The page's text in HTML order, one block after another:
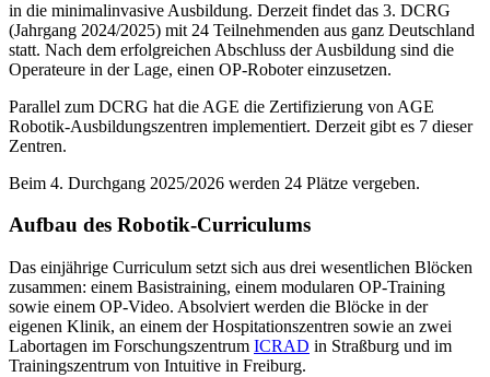
in die minimalinvasive Ausbildung. Derzeit findet das 3. DCRG
(Jahrgang 2024/2025) mit 24 Teilnehmenden aus ganz Deutschland
statt. Nach dem erfolgreichen Abschluss der Ausbildung sind die
Operateure in der Lage, einen OP-Roboter einzusetzen.
Parallel zum DCRG hat die AGE die Zertifizierung von AGE
Robotik-Ausbildungszentren implementiert. Derzeit gibt es 7 dieser
Zentren.
Beim 4. Durchgang 2025/2026 werden 24 Plätze vergeben.
Aufbau des Robotik-Curriculums
Das einjährige Curriculum setzt sich aus drei wesentlichen Blöcken
zusammen: einem Basistraining, einem modularen OP-Training
sowie einem OP-Video. Absolviert werden die Blöcke in der
eigenen Klinik, an einem der Hospitationszentren sowie an zwei
Labortagen im Forschungszentrum ICRAD in Straßburg und im
Trainingszentrum von Intuitive in Freiburg.